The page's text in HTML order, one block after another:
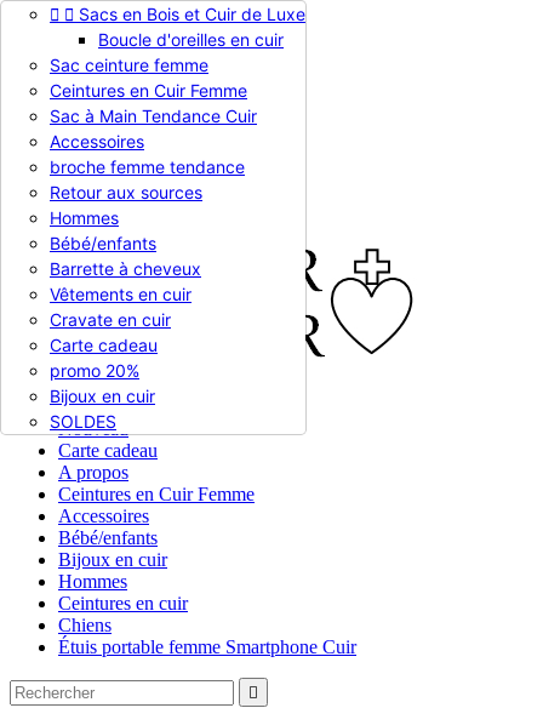
Appelez-nous :0786510612
EUR € 
EUR €
RUB RUB
Connexion
shopping_cart Panier (0)
  En stock
  Sacs en Bois et Cuir de Luxe
Boucle d'oreilles en cuir
Sac ceinture femme
Ceintures en Cuir Femme
Sac à Main Tendance Cuir
Accessoires
broche femme tendance
Retour aux sources
Hommes
Bébé/enfants
Barrette à cheveux
Vêtements en cuir
Cravate en cuir
Carte cadeau
promo 20%
Bijoux en cuir
SOLDES
Nouveau
Carte cadeau
A propos
Ceintures en Cuir Femme
Accessoires
Bébé/enfants
Bijoux en cuir
Hommes
Ceintures en cuir
Chiens
Étuis portable femme Smartphone Cuir
